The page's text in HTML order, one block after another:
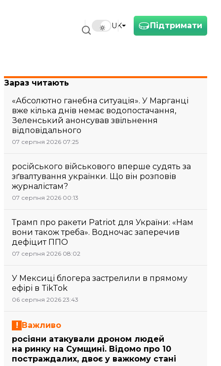
Підтримати
UK
Зараз читають
«Абсолютно ганебна ситуація». У Марганці
вже кілька днів немає водопостачання,
Зеленський анонсував звільнення
відповідального
07 серпня 2026 07:25
російського військового вперше судять за
зґвалтування українки. Що він розповів
журналістам?
07 серпня 2026 00:13
Трамп про ракети Patriot для України: «Нам
вони також треба». Водночас заперечив
дефіцит ППО
07 серпня 2026 08:02
У Мексиці блогера застрелили в прямому
ефірі в TikTok
06 серпня 2026 23:43
Важливо
росіяни атакували дроном людей
на ринку на Сумщині. Відомо про 10
постраждалих, двоє у важкому стані